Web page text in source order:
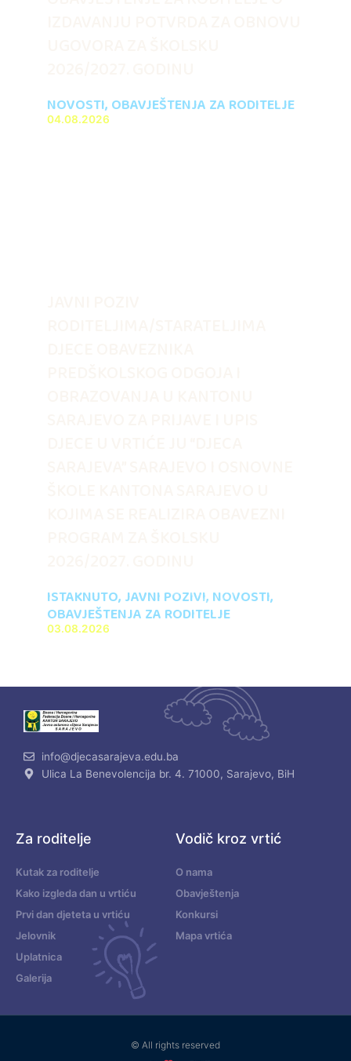
NOVOSTI, OBAVJEŠTENJA ZA RODITELJE
04.08.2026
ISTAKNUTO, JAVNI POZIVI, NOVOSTI,
OBAVJEŠTENJA ZA RODITELJE
03.08.2026
info@djecasarajeva.edu.ba
Ulica La Benevolencija br. 4. 71000, Sarajevo, BiH
Za roditelje
Kutak za roditelje
Kako izgleda dan u vrtiću
Prvi dan djeteta u vrtiću
Jelovnik
Uplatnica
Galerija
Vodič kroz vrtić
O nama
Obavještenja
Konkursi
Mapa vrtića
© All rights reserved